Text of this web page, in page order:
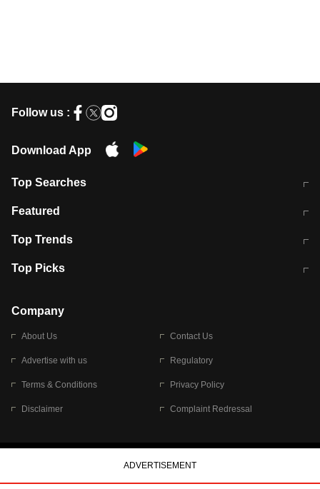
Follow us :
Download App
Top Searches
भरत तिवारी कथित एनकाउंटर मामले में बड़ी
Featured
स्पेन में प्रवासियों का सैलाब! मोरक्को से
Top Trends
RBI का नया नियम: अब बैंकों को अपनी सभी
Top Picks
बारिश की चेतावनी
Company
About Us Contact Us
Advertise with us Regulatory
Terms & Conditions Privacy Policy
Disclaimer Complaint Redressal